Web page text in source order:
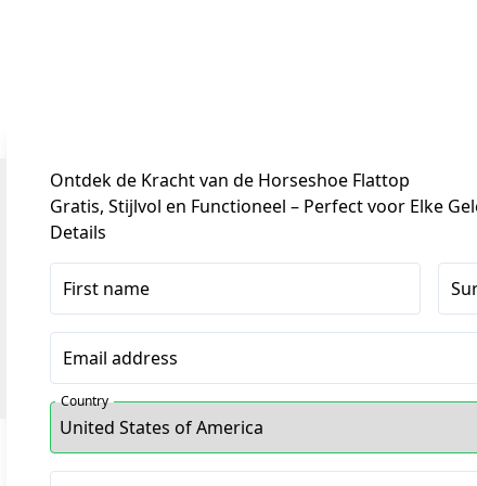
Ontdek de Kracht van de Horseshoe Flattop
Gratis, Stijlvol en Functioneel – Perfect voor Elke
Details
First name
Email address
Country